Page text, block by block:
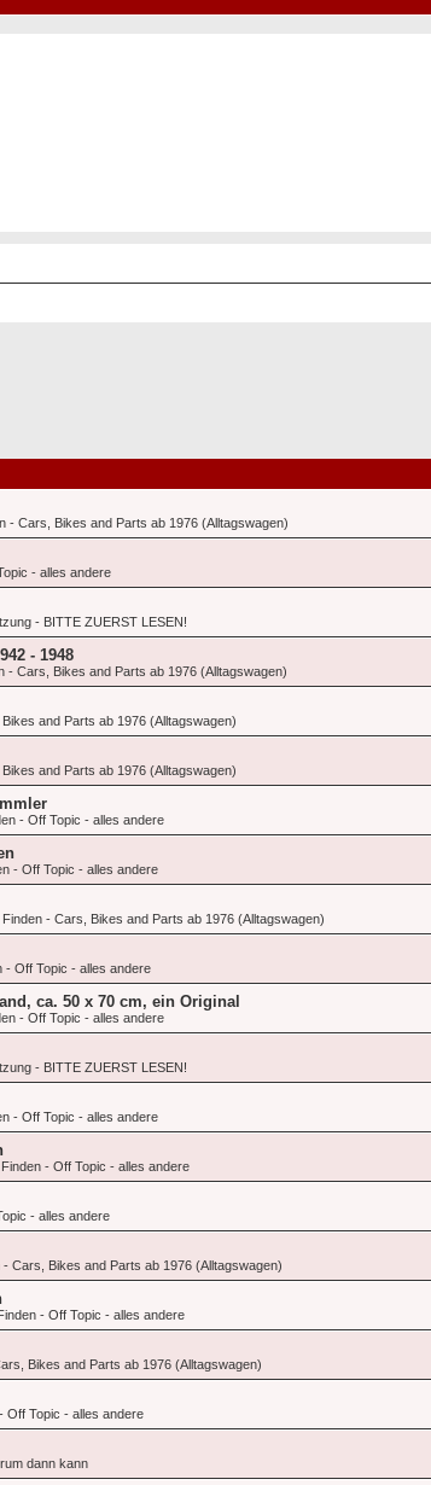
- Cars, Bikes and Parts ab 1976 (Alltagswagen)
- alles andere
- BITTE ZUERST LESEN!
- 1948
- Cars, Bikes and Parts ab 1976 (Alltagswagen)
and Parts ab 1976 (Alltagswagen)
and Parts ab 1976 (Alltagswagen)
- Off Topic - alles andere
- Off Topic - alles andere
- Cars, Bikes and Parts ab 1976 (Alltagswagen)
- Off Topic - alles andere
ca. 50 x 70 cm, ein Original
- Off Topic - alles andere
- BITTE ZUERST LESEN!
- Off Topic - alles andere
- Off Topic - alles andere
- alles andere
Cars, Bikes and Parts ab 1976 (Alltagswagen)
- Off Topic - alles andere
Bikes and Parts ab 1976 (Alltagswagen)
Off Topic - alles andere
dann kann